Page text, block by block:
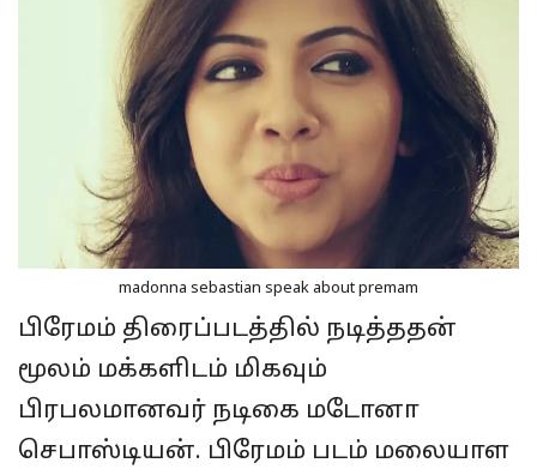
madonna sebastian speak about premam
பிரேமம் திரைப்படத்தில் நடித்ததன்
மூலம் மக்களிடம் மிகவும்
பிரபலமானவர் நடிகை மடோனா
செபாஸ்டியன். பிரேமம் படம் மலையாள